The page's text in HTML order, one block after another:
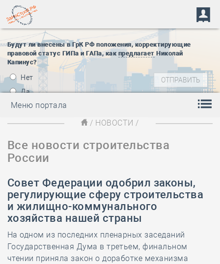
Будут ли внесены в ГрК РФ положения, корректирующие
правовой статус ГИПа и ГАПа, как предлагает Николай
Капинус?
Нет
Да
Меню портала
/ НОВОСТИ /
Все новости строительства
России
Совет Федерации одобрил законы,
регулирующие сферу строительства
и жилищно-коммунального
хозяйства нашей страны
На одном из последних пленарных заседаний
Государственная Дума в третьем, финальном
чтении приняла закон о доработке механизма